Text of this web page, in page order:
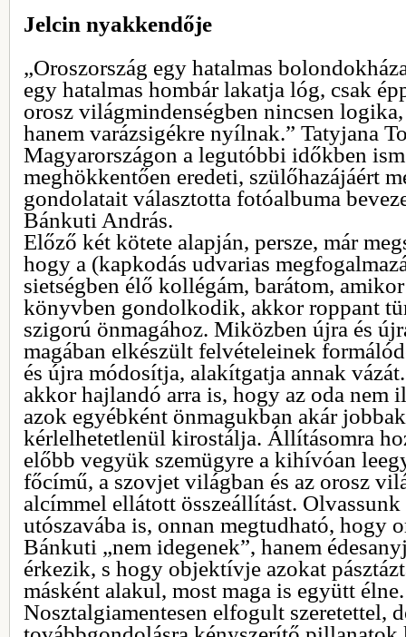
Jelcin nyakkendője
„Oroszország egy hatalmas
egy hatalmas hombár lakatja lóg, csak
orosz világmindenségben nincsen
hanem varázsigékre nyílnak.” Tatyjana
Magyarországon a legutóbbi időkben
meghökkentően eredeti, szülőhazájáért
gondolatait választotta fotóalbuma
Bánkuti András.
Előző két kötete alapján, persze, már
hogy a (kapkodás udvarias
sietségben élő kollégám, barátom,
könyvben gondolkodik, akkor roppant
szigorú önmagához. Miközben újra és
magában elkészült felvételeinek
és újra módosítja, alakítgatja annak
akkor hajlandó arra is, hogy az oda nem
azok egyébként önmagukban akár
kérlelhetetlenül kirostálja. Állításomra
előbb vegyük szemügyre a kihívóan
főcímű, a szovjet világban és az orosz
alcímmel ellátott összeállítást.
utószavába is, onnan megtudható, hogy
Bánkuti „nem idegenek”, hanem
érkezik, s hogy objektívje azokat
másként alakul, most maga is együtt élne.
Nosztalgiamentesen elfogult szeretettel,